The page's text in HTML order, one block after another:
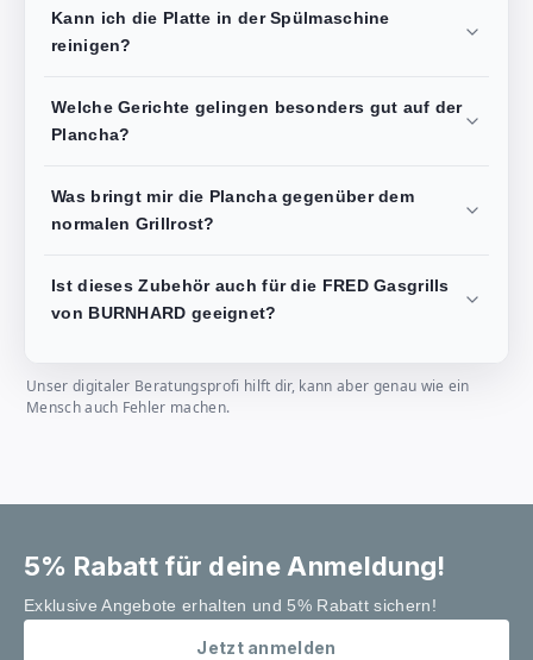
Kann ich die Platte in der Spülmaschine
reinigen?
Welche Gerichte gelingen besonders gut auf der
Plancha?
Was bringt mir die Plancha gegenüber dem
normalen Grillrost?
Ist dieses Zubehör auch für die FRED Gasgrills
von BURNHARD geeignet?
Unser digitaler Beratungsprofi hilft dir, kann aber genau wie ein
Mensch auch Fehler machen.
5% Rabatt für deine Anmeldung!
Exklusive Angebote erhalten und 5% Rabatt sichern!
Jetzt anmelden